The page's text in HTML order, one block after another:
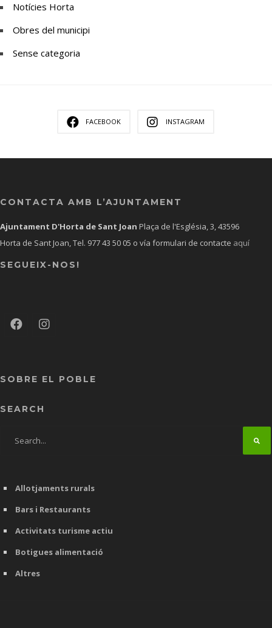
Notícies Horta
Obres del municipi
Sense categoria
FACEBOOK INSTAGRAM
CONTACTA AMB L’AJUNTAMENT
Ajuntament D'Horta de Sant Joan Plaça de l'Església, 3, 43596
Horta de Sant Joan, Tel. 977 43 50 05 o vía formulari de contacte aquí
SEGUEIX-NOS!
SOBRE EL POBLE
SEARCH
Allotjaments rurals
Bars i Restaurants
Activitats turisme actiu
Botigues alimentació
Altres